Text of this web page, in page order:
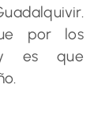
por los
y es que